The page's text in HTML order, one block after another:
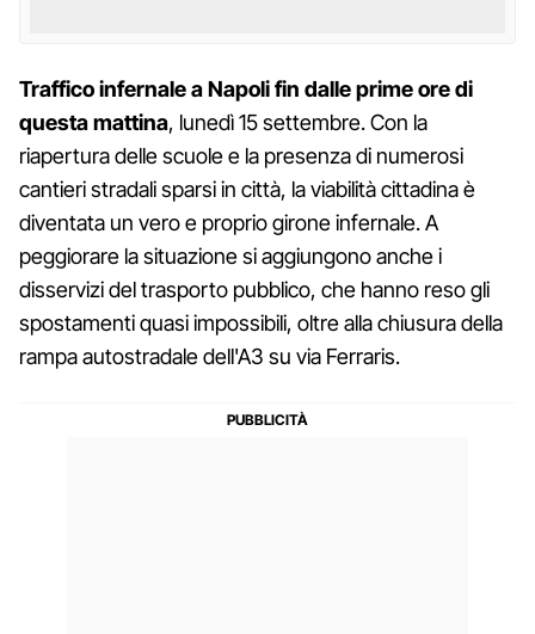
Traffico infernale a Napoli fin dalle prime ore di
questa mattina, lunedì 15 settembre. Con la
riapertura delle scuole e la presenza di numerosi
cantieri stradali sparsi in città, la viabilità cittadina è
diventata un vero e proprio girone infernale. A
peggiorare la situazione si aggiungono anche i
disservizi del trasporto pubblico, che hanno reso gli
spostamenti quasi impossibili, oltre alla chiusura della
rampa autostradale dell'A3 su via Ferraris.